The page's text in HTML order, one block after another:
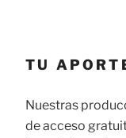
TU
Nuestras
de acceso